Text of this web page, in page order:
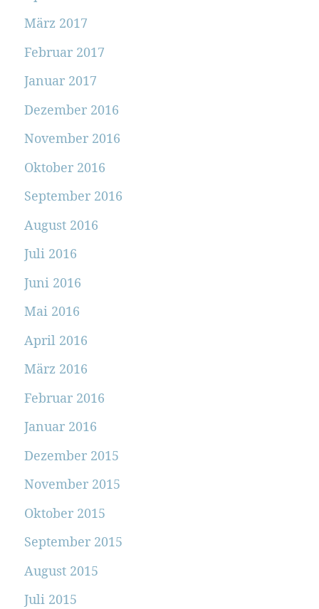
März 2017
Februar 2017
Januar 2017
Dezember 2016
November 2016
Oktober 2016
September 2016
August 2016
Juli 2016
Juni 2016
Mai 2016
April 2016
März 2016
Februar 2016
Januar 2016
Dezember 2015
November 2015
Oktober 2015
September 2015
August 2015
Juli 2015